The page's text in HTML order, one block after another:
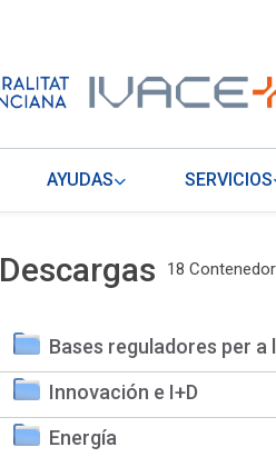
AYUDAS SERVICIOS
Descargas 18
Bases reguladores per a
Innovación e I+D
Energía